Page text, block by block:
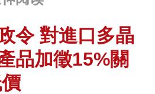
令 對進口多晶
品加徵15%關